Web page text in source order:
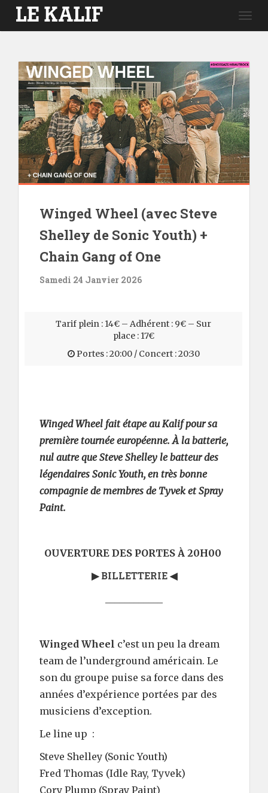
Winged Wheel (avec Steve
Shelley de Sonic Youth) +
Chain Gang of One
Samedi 24 Janvier 2026
Tarif plein : 14€ – Adhérent : 9€ – Sur
place : 17€
Portes : 20:00 / Concert : 20:30
Winged Wheel fait étape au Kalif pour sa
première tournée européenne. À la batterie,
nul autre que Steve Shelley le batteur des
légendaires Sonic Youth, en très bonne
compagnie de membres de Tyvek et Spray
Paint.
OUVERTURE DES PORTES À 20H00
▶ BILLETTERIE◀
Winged Wheel c’est un peu la dream
team de l’underground américain. Le
son du groupe puise sa force dans des
années d’expérience portées par des
musiciens d’exception.
Le line up :
Steve Shelley (Sonic Youth)
Fred Thomas (Idle Ray, Tyvek)
Cory Plump (Spray Paint)